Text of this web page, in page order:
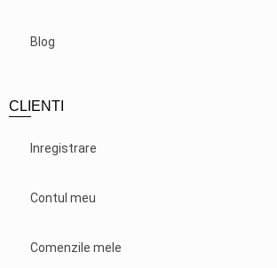
Blog
CLIENTI
Inregistrare
Contul meu
Comenzile mele